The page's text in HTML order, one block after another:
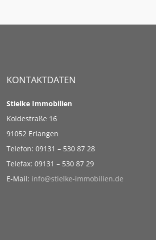
KONTAKTDATEN
Stielke Immobilien
Koldestraße 16
91052 Erlangen
Telefon: 09131 – 530 87 28
Telefax: 09131 – 530 87 29
E-Mail: info@stielke-immobilien.de